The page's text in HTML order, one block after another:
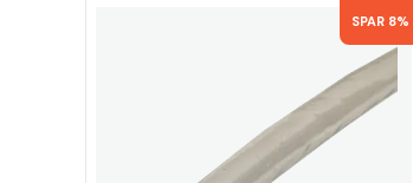
SPAR 8%